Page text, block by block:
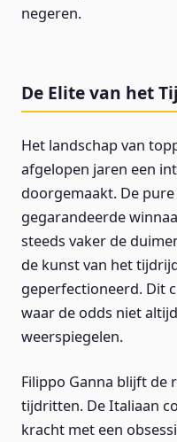
negeren.
De Elite van het
Het landschap van
afgelopen jaren een
doorgemaakt. De
gegarandeerde
steeds vaker de
de kunst van het
geperfectioneerd. Dit
waar de odds niet
weerspiegelen.
Filippo Ganna blijft de
tijdritten. De Italiaan
kracht met een